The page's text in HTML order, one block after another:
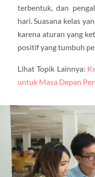
terbentuk, dan
hari. Suasana kelas
karena aturan yang
positif yang tumbuh
Lihat Topik Lainnya:
untuk Masa Depan